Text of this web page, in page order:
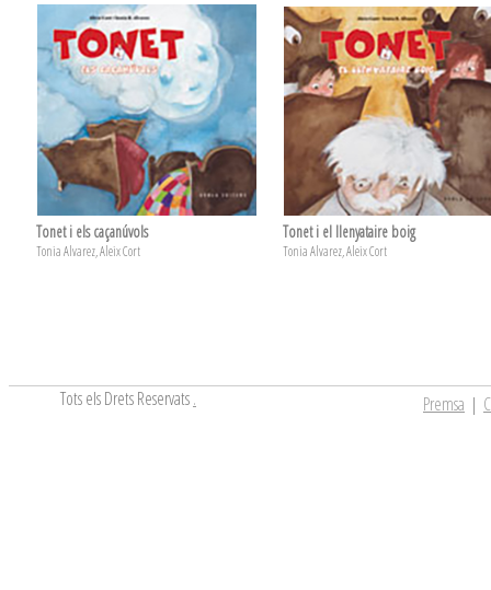
Tonet i els caçanúvols
Tonia Alvarez, Aleix Cort
Tonet i el llenyataire boig
Tonia Alvarez, Aleix Cort
Tots els Drets Reservats. Premsa |